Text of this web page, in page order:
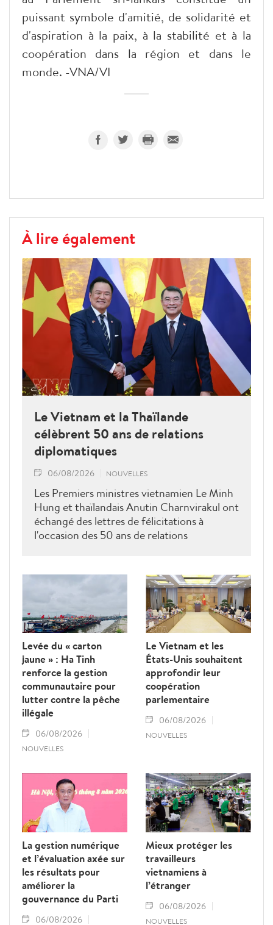
puissant symbole d'amitié, de solidarité et
d'aspiration à la paix, à la stabilité et à la
coopération dans la région et dans le
monde. -VNA/VI
À lire également
Le Vietnam et la Thaïlande
célèbrent 50 ans de relations
diplomatiques
06/08/2026 NOUVELLES
Les Premiers ministres vietnamien Le Minh
Hung et thaïlandais Anutin Charnvirakul ont
échangé des lettres de félicitations à
l'occasion des 50 ans de relations
Levée du « carton
jaune » : Ha Tinh
renforce la gestion
communautaire pour
lutter contre la pêche
illégale
06/08/2026
NOUVELLES
Le Vietnam et les
États-Unis souhaitent
approfondir leur
coopération
parlementaire
06/08/2026
NOUVELLES
La gestion numérique
et l’évaluation axée sur
les résultats pour
améliorer la
gouvernance du Parti
06/08/2026
Mieux protéger les
travailleurs
vietnamiens à
l’étranger
06/08/2026
NOUVELLES